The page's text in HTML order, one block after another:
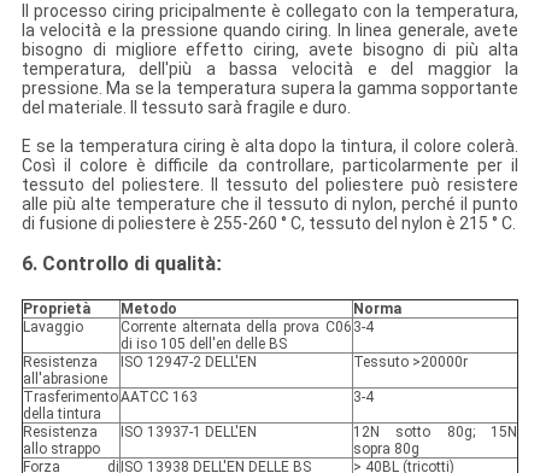
Il processo ciring pricipalmente è collegato con la temperatura,
la velocità e la pressione quando ciring. In linea generale, avete
bisogno di migliore effetto ciring, avete bisogno di più alta
temperatura, dell'più a bassa velocità e del maggior la
pressione. Ma se la temperatura supera la gamma sopportante
del materiale. Il tessuto sarà fragile e duro.
E se la temperatura ciring è alta dopo la tintura, il colore colerà.
Così il colore è difficile da controllare, particolarmente per il
tessuto del poliestere. Il tessuto del poliestere può resistere
alle più alte temperature che il tessuto di nylon, perché il punto
di fusione di poliestere è 255-260 ° C, tessuto del nylon è 215 ° C.
6. Controllo di qualità:
Proprietà Metodo
Norma
Lavaggio
Corrente alternata della prova C06
di iso 105 dell'en delle BS
3-4
Resistenza
all'abrasione
ISO 12947-2 DELL'EN Tessuto >20000r
Trasferimento
della tintura
AATCC 163 3-4
Resistenza
allo strappo
ISO 13937-1 DELL'EN
12N sotto 80g; 15N
sopra 80g
Forza di ISO 13938 DELL'EN DELLE BS > 40BL (tricotti)